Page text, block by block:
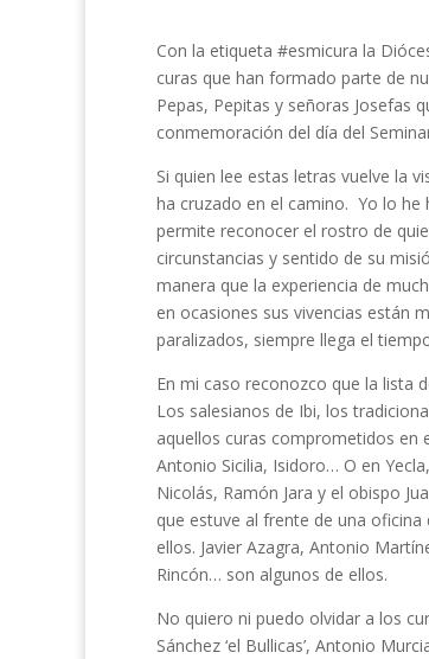
Con la etiqueta #esmicura la
curas que han formado parte de
Pepas, Pepitas y señoras Josefas
conmemoración del día del
Si quien lee estas letras vuelve la
ha cruzado en el camino. Yo lo
permite reconocer el rostro de
circunstancias y sentido de su
manera que la experiencia de
en ocasiones sus vivencias están
paralizados, siempre llega el
En mi caso reconozco que la lista
Los salesianos de Ibi, los
aquellos curas comprometidos
Antonio Sicilia, Isidoro… O en
Nicolás, Ramón Jara y el obispo
que estuve al frente de una
ellos. Javier Azagra, Antonio
Rincón… son algunos de ellos.
No quiero ni puedo olvidar a los
Sánchez ‘el Bullicas’, Antonio